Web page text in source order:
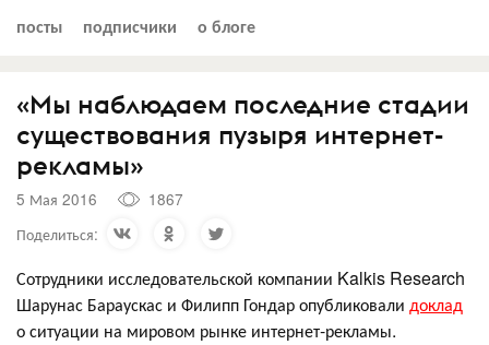
посты подписчики о блоге
«Мы наблюдаем последние стадии
существования пузыря интернет-
рекламы»
5 Мая 2016
1867
Поделиться:
Сотрудники исследовательской компании Kalkis Research
Шарунас Бараускас и Филипп Гондар опубликовали доклад
о ситуации на мировом рынке интернет-рекламы.